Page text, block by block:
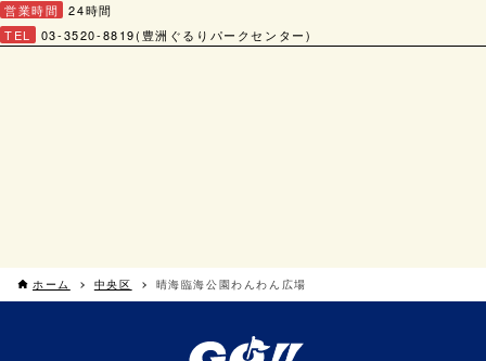
営業時間
24時間
TEL
03-3520-8819(豊洲ぐるりパークセンター)
ホーム 中央区 晴海臨海公園わんわん広場